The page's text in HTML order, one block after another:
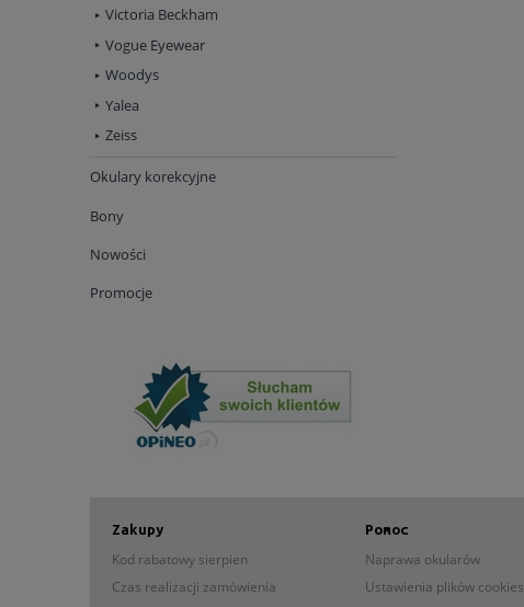
Victoria Beckham
Vogue Eyewear
Woodys
Yalea
Zeiss
Okulary korekcyjne
Bony
Nowości
Promocje
Zakupy
Kod rabatowy sierpien
Czas realizacji zamówienia
Pomoc
Naprawa okularów
Ustawienia plików cookies